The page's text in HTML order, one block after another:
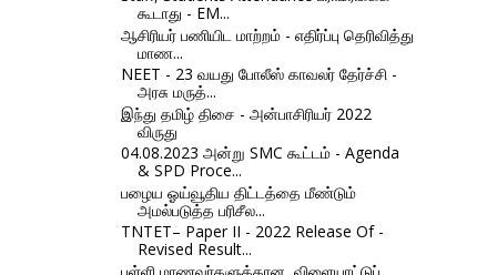
கூடாது - EM...
ஆசிரியர் பணியிட மாற்றம் - எதிர்ப்பு தெரிவித்து
மாண...
NEET - 23 வயது போலீஸ் காவலர் தேர்ச்சி -
அரசு மருத்...
இந்து தமிழ் திசை - அன்பாசிரியர் 2022
விருது
04.08.2023 அன்று SMC கூட்டம் - Agenda
& SPD Proce...
பழைய ஓய்வூதிய திட்டத்தை மீண்டும்
அமல்படுத்த பரிசீல...
TNTET– Paper II - 2022 Release Of -
Revised Result...
பள்ளி மாணவர்களுக்கான, விளையாட்டுப்